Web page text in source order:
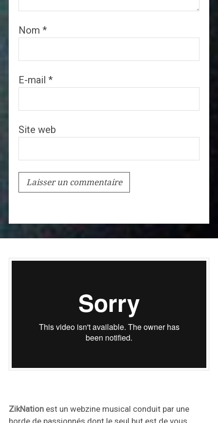
Nom *
E-mail *
Site web
ZikNationest un webzine musical conduit par une